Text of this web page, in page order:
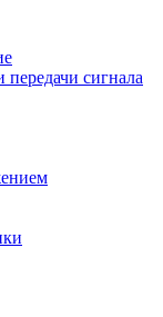
сигнала